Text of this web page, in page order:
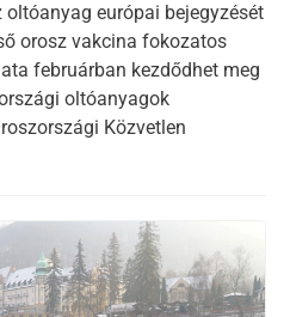
európai bejegyzését
orosz vakcina fokozatos
februárban kezdődhet meg
oltóanyagok
Közvetlen